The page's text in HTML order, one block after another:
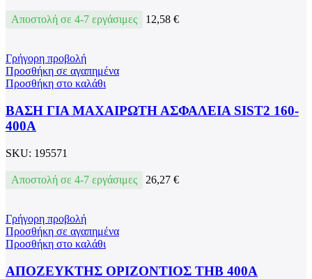
Αποστολή σε 4-7 εργάσιμες 12,58 €
Γρήγορη προβολή
Προσθήκη σε αγαπημένα
Προσθήκη στο καλάθι
ΒΑΣΗ ΓΙΑ ΜΑΧΑΙΡΩΤΗ ΑΣΦΑΛΕΙΑ SIST2 160-
400А
SKU: 195571
Αποστολή σε 4-7 εργάσιμες 26,27 €
Γρήγορη προβολή
Προσθήκη σε αγαπημένα
Προσθήκη στο καλάθι
ΑΠΟΖΕΥΚΤΗΣ ΟΡΙΖΟΝΤΙΟΣ THB 400A